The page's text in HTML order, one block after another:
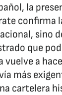
la
confirma
sino
que
vuelve a
más
cartelera